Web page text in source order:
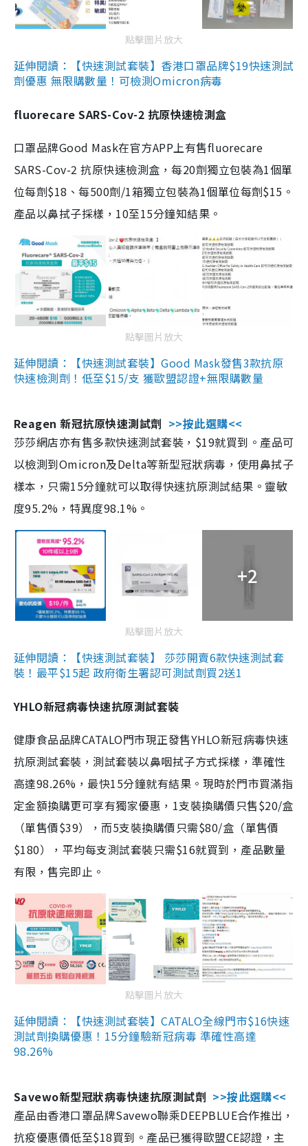
點擊圖片放大
延伸閱讀：【快速測試套裝】香港口罩品牌$19快速測試
劑優惠 無限購數量！可檢測Omicron病毒
fluorecare SARS-Cov-2 抗原快速檢測盒
口罩品牌Good Mask在官方APP上有售fluorecare
SARS-Cov-2 抗原快速檢測盒，每20劑獨立包裝為1個單
位每劑$18、每500劑/1箱獨立包裝為1個單位每劑$15。
產品以鼻拭子採樣，10至15分鐘知結果。
點擊圖片放大
延伸閱讀：【快速測試套裝】Good Mask發售3款抗原
快速檢測劑！低至$15/支 獲歐盟認證+無限購數量
Reagen 新冠抗原快速測試劑 >>按此選購<<
莎莎網店亦有售多款快速測試套裝，$19就買到。產品可
以檢測到Omicron及Delta等新型冠狀病毒，使用鼻拭子
樣本，只需15分鐘就可以取得快速抗原測試結果。靈敏
度95.2%，特異度98.1%。
+2
點擊圖片放大
延伸閱讀：【快速測試套裝】 莎莎開賣6款快速測試套
裝！最平$15起 政府衛生署認可測試劑買2送1
YHLO新冠病毒快速抗原測試套裝
健康食品品牌CATALO門市現正發售YHLO新冠病毒快速
抗原測試套裝，測試套裝以鼻咽拭子方式採樣，準確性
高達98.26%，最快15分鐘就有結果。現時於門市買滿指
定金額換購更可享有獨家優惠，1支裝換購價只售$20/盒
（單售價$39），而5支裝換購價只需$80/盒（單售價
$180），平均每支測試套裝只需$16就買到，產品數量
有限，售完即止。
點擊圖片放大
延伸閱讀：【快速測試套裝】CATALO全線門市$16快速
測試劑換購優惠！15分鐘驗新冠病毒 準確性高達
98.26%
Savewo新型冠狀病毒快速抗原測試劑 >>按此選購<<
產品由香港口罩品牌Savewo聯乘DEEPBLUE合作推出，
抗疫優惠價低至$18買到。產品已獲得歐盟CE認證，主